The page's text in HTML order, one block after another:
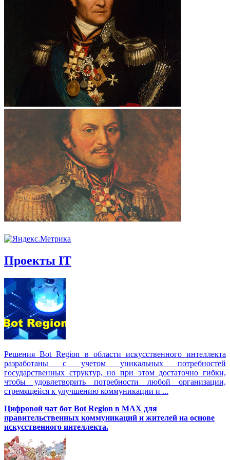
Проекты IT
Решения Вot Region в области искусственного интеллекта
разработаны с учетом уникальных потребностей
государственных структур, но при этом достаточно гибки,
чтобы удовлетворить потребности любой организации,
стремящейся к улучшению коммуникации и ...
Цифровой чат бот Вot Region в MAX для
правительственных коммуникаций и жителей на основе
искусственного интеллекта.